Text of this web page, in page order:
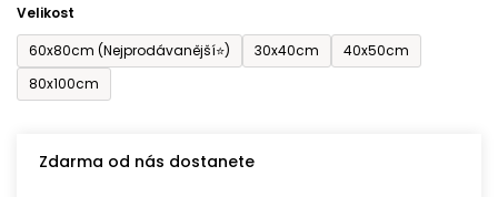
Velikost
60x80cm (Nejprodávanější⭐)
30x40cm
40x50cm
80x100cm
Zdarma od nás dostanete